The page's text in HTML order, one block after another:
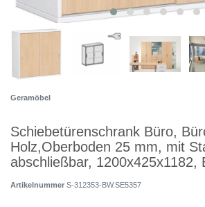
Geramöbel
Schiebetürenschrank Büro,
Holz,Oberboden 25 mm, mit
abschließbar, 1200x425x1182,
Artikelnummer S-312353-BW.SE5357